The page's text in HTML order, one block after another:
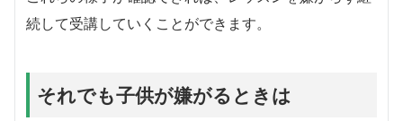
続して受講していくことができます。
それでも子供が嫌がるときは